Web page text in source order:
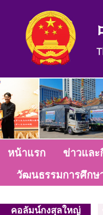
หน้าแรก ข่าวและ
วัฒนธรรมการศึกษ
คอลัมน์กงสุลใหญ่